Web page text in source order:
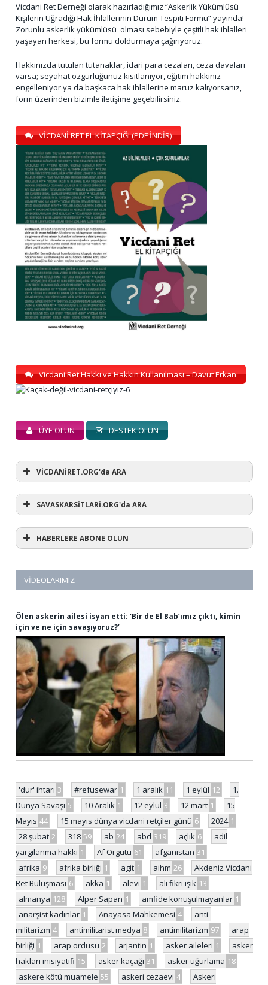
Vicdani Ret Derneği olarak hazırladığımız “Askerlik Yükümlüsü
Kişilerin Uğradığı Hak İhlallerinin Durum Tespiti Formu” yayında!
Zorunlu askerlik yükümlüsü olması sebebiyle çeşitli hak ihlalleri
yaşayan herkesi, bu formu doldurmaya çağırıyoruz.
Hakkınızda tutulan tutanaklar, idari para cezaları, ceza davaları
varsa; seyahat özgürlüğünüz kısıtlanıyor, eğitim hakkınız
engelleniyor ya da başkaca hak ihlallerine maruz kalıyorsanız,
form üzerinden bizimle iletişime geçebilirsiniz.
VİCDANİ RET EL KİTAPÇIĞI (PDF İNDİR)
Vicdani Ret Hakkı ve Hakkın Kullanılması – Davut Erkan
ÜYE OLUN DESTEK OLUN
VİCDANİRET.ORG'da ARA
SAVASKARSİTLARİ.ORG'da ARA
HABERLERE ABONE OLUN
VIDEOLARIMIZ
Ölen askerin ailesi isyan etti: ‘Bir de El Bab’ımız çıktı, kimin
için ve ne için savaşıyoruz?’
'dur' ihtarı 3 #refusewar 1 1 aralık 11 1 eylül 12
1.
Dünya Savaşı 5 10 Aralık 1 12 eylül 3 12 mart 1
15
Mayıs 44 15 mayıs dünya vicdani retçiler günü 6 2024 1
28 şubat 2 318 59 ab 24 abd 319 açlık 6
adil
yargılanma hakkı 1 Af Örgütü 61 afganistan 31
afrika 9 afrika birliği 1 agit 1 aihm 26
Akdeniz Vicdani
Ret Buluşması 6 akka 1 alevi 1 ali fikri ışık 13
almanya 128 Alper Sapan 1 amfide konuşulmayanlar 1
anarşist kadınlar 1 Anayasa Mahkemesi 4
anti-
militarizm 4 antimilitarist medya 8 antimilitarizm 97
arap
birliği 1 arap ordusu 2 arjantin 1 asker aileleri 1
asker
hakları inisiyatifi 15 asker kaçağı 31 asker uğurlama 18
askere kötü muamele 55 askeri cezaevi 4 Askeri